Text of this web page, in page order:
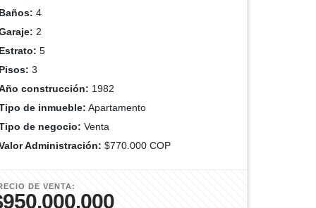
4
2
5
3
construcción: 1982
de inmueble: Apartamento
de negocio: Venta
Administración: $770.000 COP
DE VENTA: